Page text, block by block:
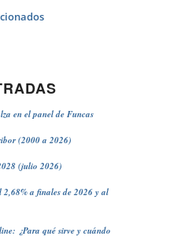
en el panel de Funcas
(2000 a 2026)
(julio 2026)
a finales de 2026 y al
¿Para qué sirve y cuándo